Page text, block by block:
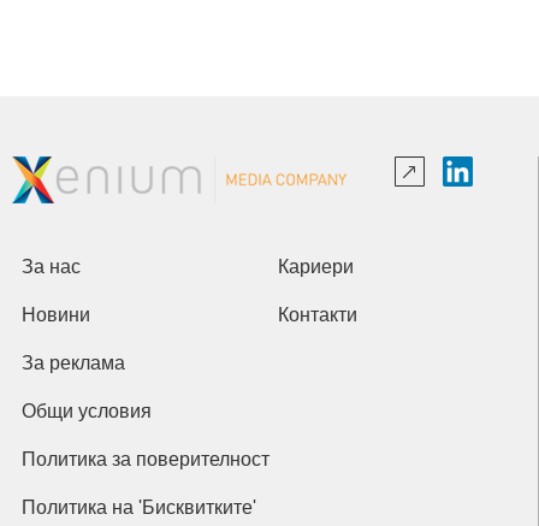
За нас Кариери
Новини Контакти
За реклама
Общи условия
Политика за поверителност
Политика на 'Бисквитките'